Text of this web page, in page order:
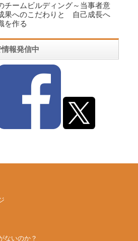
チームビルディング～当事者意
へのこだわりと 自己成長へ
を作る
報発信中
ないのか？